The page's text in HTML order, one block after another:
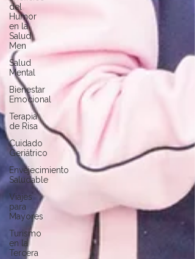
del
Humor
en la
Salud
Men
Salud
Mental
Bienestar
Emocional
Terapia
de Risa
Cuidado
Geriátrico
Envejecimiento
Saludable
Viajes
para
Mayores
Turismo
en la
Tercera